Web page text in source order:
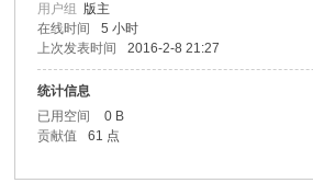
学
用户组 版主
在线时间
5 小时
上次发表时间
2016-2-8 21:27
统计信息
已用空间
0 B
贡献值
61 点